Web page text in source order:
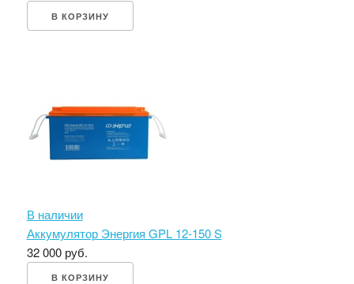
В КОРЗИНУ
В наличии
Аккумулятор Энергия GPL 12-150 S
32 000 руб.
В КОРЗИНУ